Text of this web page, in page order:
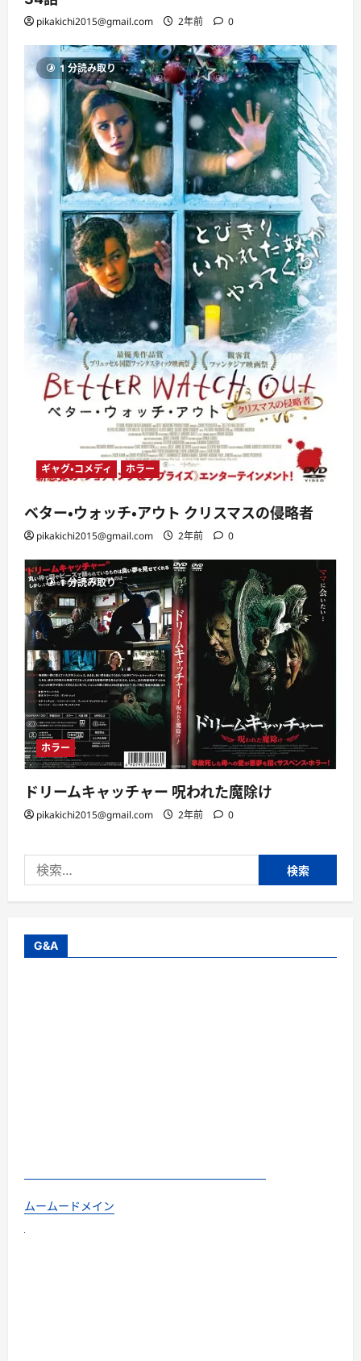
pikakichi2015@gmail.com 2年前 0
1 分読み取り
ギャグ・コメディ ホラー
ベター・ウォッチ・アウト クリスマスの侵略者
pikakichi2015@gmail.com 2年前 0
1 分読み取り
ホラー
ドリームキャッチャー 呪われた魔除け
pikakichi2015@gmail.com 2年前 0
索:
G&A
ムームードメイン